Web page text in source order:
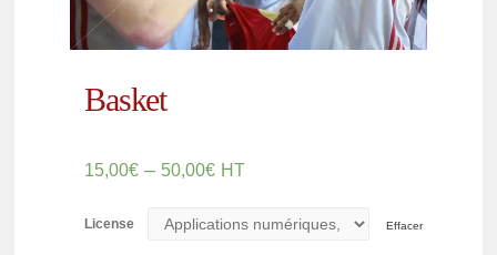
Basket
15,00€ – 50,00€ HT
License Effacer